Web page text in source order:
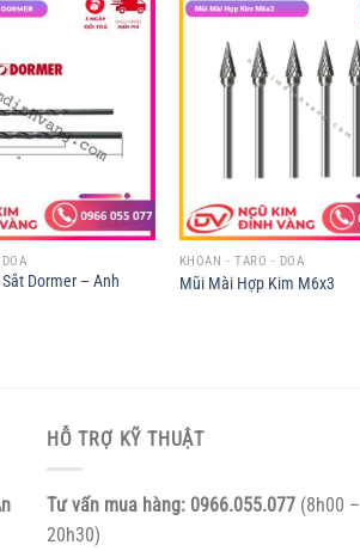
Dormer – Anh
KHOAN - TARO - DOA
Mũi Mài Hợp Kim M6x3
HỖ TRỢ KỸ THUẬT
Tư vấn mua hàng: 0966.055.077 (8h00 –
20h30)